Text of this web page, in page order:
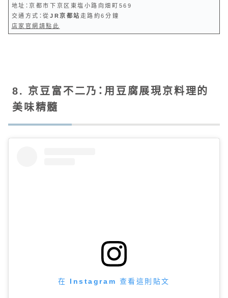
地址：京都市下京区東塩小路向畑町569
交通方式：從 JR京都站走路約6分鐘
店家官網請點此
8. 京豆富不二乃：用豆腐展現京料理的
美味精髓
在 Instagram 查看這則貼文